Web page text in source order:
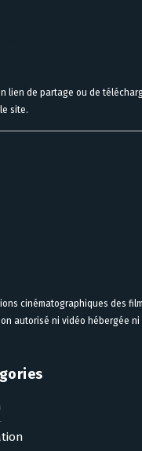
lien de partage ou de
site.
cinématographiques des
autorisé ni vidéo hébergée